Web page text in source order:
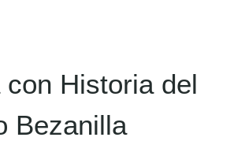
con Historia del
Bezanilla